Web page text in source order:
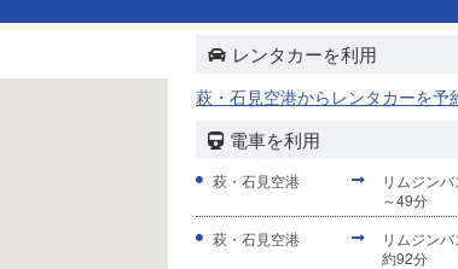
レンタカーを利用
萩・石見空港からレンタカーを予
電車を利用
萩・石見空港
リムジン
～49分
萩・石見空港
リムジン
約92分